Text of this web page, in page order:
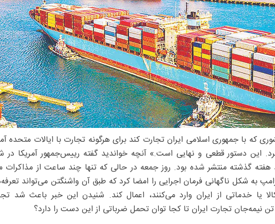
که با جمهوری اسلامی ایران تجارت کند برای هرگونه تجارت با ایالات ‌متحده
کرد. این دستور قطعی و نهایی است.» آنچه خواندید گفته رییس‌جمهور آمریکا در
گذشته منتشر شده بود. روز جمعه در حالی که تنها چند ساعت از مذاکرات
به شکل ناگهانی فرمان اجرایی‌ را امضا کرد که طبق آن واشنگتن می‌تواند
یا خدماتی از ایران وارد می‌کنند، اعمال کند. شنیدن این خبر باعث شد
تن نیمه‌‌جان تجارت ایران تا کجا توان تحمل ضرباتی از این دست را دارد؟